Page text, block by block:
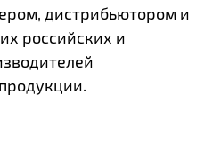
дистрибьютором и
российских и